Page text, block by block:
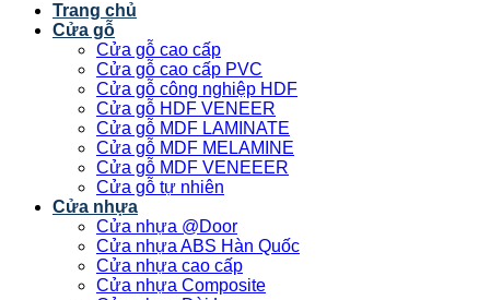
Trang chủ
Cửa gỗ
Cửa gỗ cao cấp
Cửa gỗ cao cấp PVC
Cửa gỗ công nghiệp HDF
Cửa gỗ HDF VENEER
Cửa gỗ MDF LAMINATE
Cửa gỗ MDF MELAMINE
Cửa gỗ MDF VENEEER
Cửa gỗ tự nhiên
Cửa nhựa
Cửa nhựa @Door
Cửa nhựa ABS Hàn Quốc
Cửa nhựa cao cấp
Cửa nhựa Composite